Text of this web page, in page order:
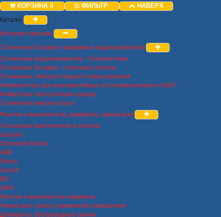
КОРЗИНА 0 ФИЛЬТР НАВЕРХ
Каталог
Интернет-магазин
Солнечные батареи и вакуумные водонагреватели
Солнечные водонагреватели , Гелиосистемы
Солнечные батареи - солнечные панели
Солнечные электростанции готовые решения
Аккумуляторы для альтернативных источников энергии и ИБП
Инверторы / контроллеры заряда
Солнечная энергия в быту
Розетки и выключатели, домофоны, умный дом
Сенсорные выключатели и розетки
Legrand
Schneider Electric
ABB
Simon
Lezard
IEK
GIRA
Розетки и выключатели наружние
Умный дом, пульты управления освещением
Домофоны, беспроводные звонки